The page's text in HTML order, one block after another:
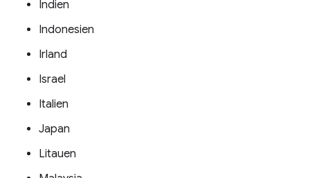
Indien
Indonesien
Irland
Israel
Italien
Japan
Litauen